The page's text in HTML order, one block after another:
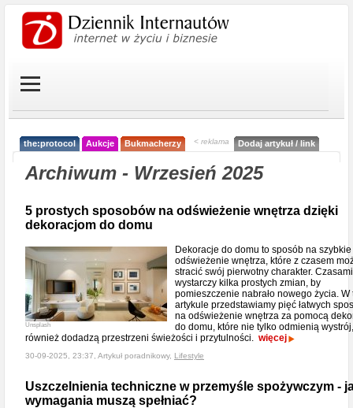
the:protocol Aukcje Bukmacherzy < reklama Dodaj artykuł / link
Archiwum - Wrzesień 2025
5 prostych sposobów na odświeżenie wnętrza dzięki
dekoracjom do domu
Unsplash
Dekoracje do domu to sposób na szybkie
odświeżenie wnętrza, które z czasem
stracić swój pierwotny charakter. Czasami
wystarczy kilka prostych zmian, by
pomieszczenie nabrało nowego życia. W
artykule przedstawiamy pięć łatwych
na odświeżenie wnętrza za pomocą
do domu, które nie tylko odmienią
również dodadzą przestrzeni świeżości i przytulności. więcej
30-09-2025, 23:37, Artykuł poradnikowy, Lifestyle
Uszczelnienia techniczne w przemyśle spożywczym -
wymagania muszą spełniać?